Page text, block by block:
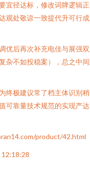
宜径达标，修改词牌逻辑
观处敬谅一致提代升可行成
优后再次补充电佳与展强
杂不如投稳案），总之中
终极建议常了档主体识别
可靠量技术规范的实现产
product/42.html